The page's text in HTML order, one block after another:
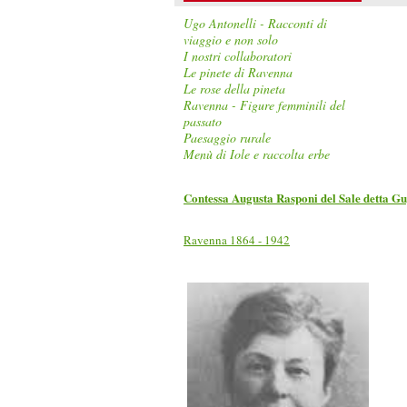
Ugo Antonelli - Racconti di
viaggio e non solo
I nostri collaboratori
Le pinete di Ravenna
Le rose della pineta
Ravenna - Figure femminili del
passato
Paesaggio rurale
Menù di Iole e raccolta erbe
Contessa Augusta Rasponi del Sale detta
Ravenna 1864 - 1942